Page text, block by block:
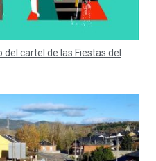
cartel de las Fiestas del